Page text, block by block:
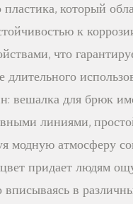
пластика, который
к
что
длительного
вешалка для брюк
линиями,
модную атмосферу
придает людям
вписываясь в